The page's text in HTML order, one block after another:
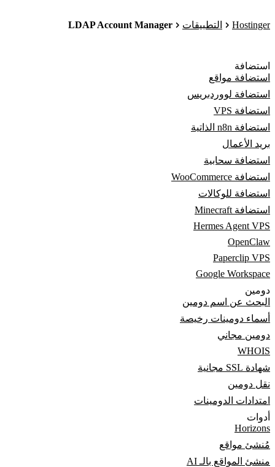
Hostinger التطبيقات LDAP Account Manager
استضافة
استضافة مواقع
استضافة لووردبريس
استضافة VPS
استضافة n8n الذاتية
بريد الأعمال
استضافة سحابية
استضافة WooCommerce
استضافة للوكالات
استضافة Minecraft
Hermes Agent VPS
OpenClaw
Paperclip VPS
Google Workspace
دومين
البحث عن اسم دومين
أسماء دومينات رخيصة
دومين مجاني
WHOIS
شهادة SSL مجانية
نقل دومين
امتدادات الدومينات
أدوات
Horizons
مُنشئ مواقع
منشئ المواقع بالـ AI